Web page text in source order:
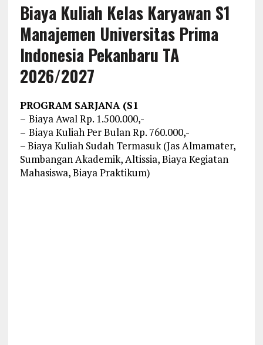
Biaya Kuliah Kelas Karyawan S1
Manajemen Universitas Prima
Indonesia Pekanbaru TA
2026/2027
PROGRAM SARJANA (S1
– Biaya Awal Rp. 1.500.000,-
– Biaya Kuliah Per Bulan Rp. 760.000,-
– Biaya Kuliah Sudah Termasuk (Jas Almamater,
Sumbangan Akademik, Altissia, Biaya Kegiatan
Mahasiswa, Biaya Praktikum)